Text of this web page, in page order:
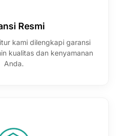
Resmi
kami dilengkapi garansi
kualitas dan kenyamanan
Anda.